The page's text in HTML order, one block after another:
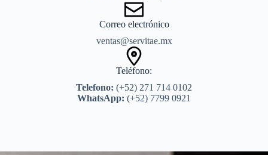
Correo electrónico
ventas@servitae.mx
Teléfono:
Telefono: (+52) 271 714 0102
WhatsApp: (+52) 7799 0921